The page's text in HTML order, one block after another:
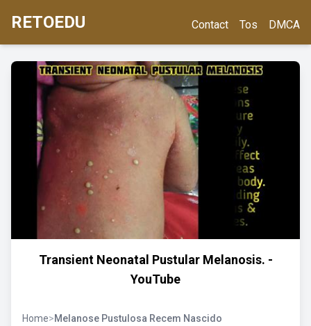
RETOEDU Contact Tos DMCA
Transient Neonatal Pustular Melanosis. -
YouTube
Home>Melanose Pustulosa Recem Nascido